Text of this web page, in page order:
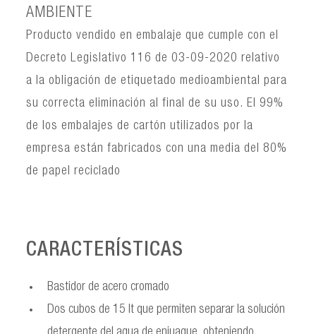
AMBIENTE
Producto vendido en embalaje que cumple con el
Decreto Legislativo 116 de 03-09-2020 relativo
a la obligación de etiquetado medioambiental para
su correcta eliminación al final de su uso. El 99%
de los embalajes de cartón utilizados por la
empresa están fabricados con una media del 80%
de papel reciclado
CARACTERÍSTICAS
Bastidor de acero cromado
Dos cubos de 15 lt que permiten separar la solución